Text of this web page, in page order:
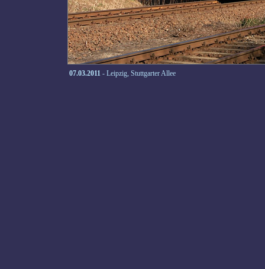
07.03.2011 - Leipzig, Stuttgarter Allee